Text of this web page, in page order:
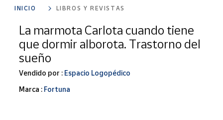
clave
para
buscar
productos
Correos
Alimentación
Bebidas
Ocio y cultura
Juguetes y
juegos
Libros y
INICIO LIBROS Y REVISTAS
La marmota Carlota cuando tiene
que dormir alborota. Trastorno del
sueño
Vendido por : Espacio Logopédico
Marca : Fortuna